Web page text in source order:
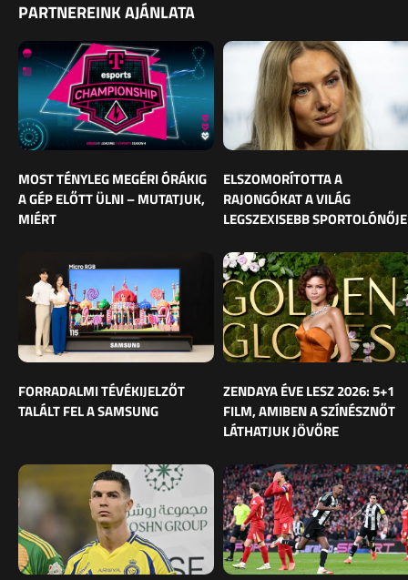
PARTNEREINK AJÁNLATA
MOST TÉNYLEG MEGÉRI ÓRÁKIG
A GÉP ELŐTT ÜLNI – MUTATJUK,
MIÉRT
ELSZOMORÍTOTTA A
RAJONGÓKAT A VILÁG
LEGSZEXISEBB SPORTOLÓNŐJE
FORRADALMI TÉVÉKIJELZŐT
TALÁLT FEL A SAMSUNG
ZENDAYA ÉVE LESZ 2026: 5+1
FILM, AMIBEN A SZÍNÉSZNŐT
LÁTHATJUK JÖVŐRE